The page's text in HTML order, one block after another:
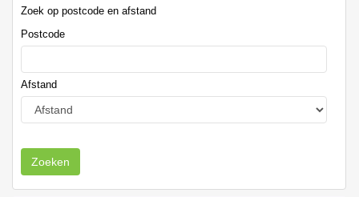
Zoek op postcode en afstand
Postcode
Afstand
Zoeken